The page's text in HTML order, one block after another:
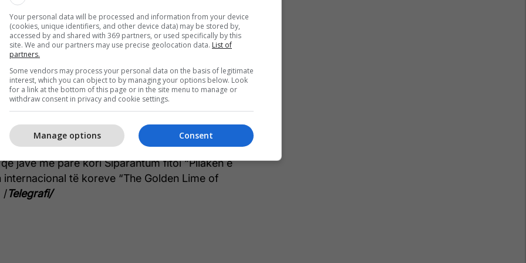
The Open Competition - Musica
kori Siparantum sonte bëri histori për
e koreve botërore, World Choir Games
puna u shpërblye. Urime Kosovë”, kanë
faqja zyrtare në Facebook e Korit Siparantum.
në historinë e muzikës korale që Kosova merr
më të madhe të muzikës korale në botë, "World
javë më parë kori Siparantum fitoi “Pllakën e
internacional të koreve “The Golden Lime of
/Telegrafi/
Your personal data will be processed and information from your device
(cookies, unique identifiers, and other device data) may be stored by,
accessed by and shared with 369 partners, or used specifically by this
site. We and our partners may use precise geolocation data. List of
partners.
Some vendors may process your personal data on the basis of legitimate
interest, which you can object to by managing your options below. Look
for a link at the bottom of this page or in the site menu to manage or
withdraw consent in privacy and cookie settings.
Consent
Manage options